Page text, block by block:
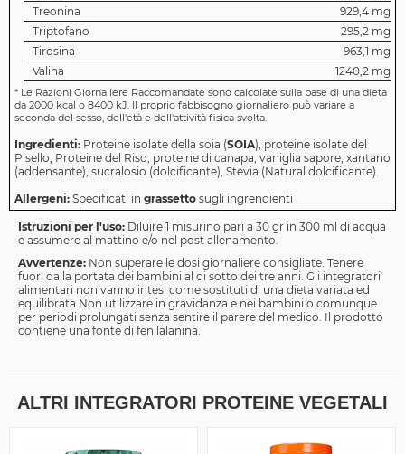
Treonina
929,4 mg
Triptofano
295,2 mg
Tirosina
963,1 mg
Valina
1240,2 mg
* Le Razioni Giornaliere Raccomandate sono calcolate sulla base di una dieta
da 2000 kcal o 8400 kJ. Il proprio fabbisogno giornaliero può variare a
seconda del sesso, dell'età e dell'attività fisica svolta.
Ingredienti: Proteine ​​isolate della soia (SOIA), proteine ​​isolate del
Pisello, Proteine del Riso, proteine ​​di canapa, vaniglia sapore, xantano
(addensante), sucralosio (dolcificante), Stevia (Natural dolcificante).
Allergeni: Specificati in grassetto sugli ingrendienti
Istruzioni per l'uso: Diluire 1 misurino pari a 30 gr in 300 ml di acqua
e assumere al mattino e/o nel post allenamento.
Avvertenze: Non superare le dosi giornaliere consigliate. Tenere
fuori dalla portata dei bambini al di sotto dei tre anni. Gli integratori
alimentari non vanno intesi come sostituti di una dieta variata ed
equilibrata.Non utilizzare in gravidanza e nei bambini o comunque
per periodi prolungati senza sentire il parere del medico. Il prodotto
contiene una fonte di fenilalanina.
ALTRI INTEGRATORI PROTEINE VEGETALI